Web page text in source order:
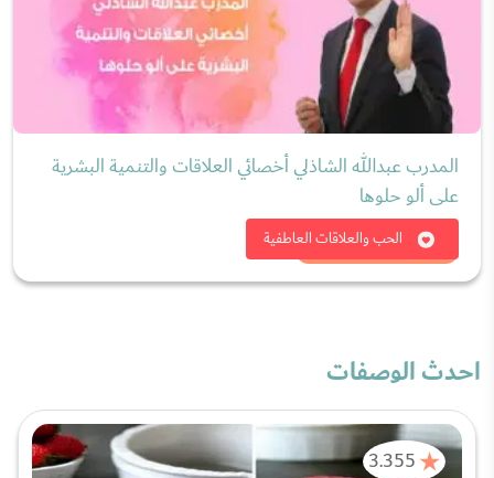
الحب والعلاقات العاطفية
المدرب عبدالله الشاذلي أخصائي العلاقات والتنمية البشرية
على ألو حلوها
شاهد الان
احدث الوصفات
3.355